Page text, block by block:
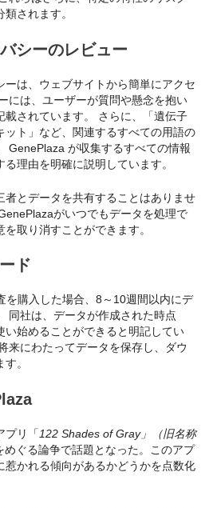
されます。
シーのレビュー
ーは、ウェブサイトから簡単にアクセ
には、ユーザーが質問や懸念を抱い
載されています。 さらに、「遺伝子
ット」など、関連するすべての用語の
GenePlaza が収集するすべての情報
理由を明確に説明しています。
者とデータを共有することはありませ
がいつでもデータを処理で
取り消すことができます。
ド
を購入した場合、8～10週間以内にデ
同社は、データが作成された時点
い始めることができると明記してい
来にわたってデータを保存し、ダウ
。
プリ「 122 Shades of Gray」 （旧名称
めぐる論争で話題となった。このアプ
惹かれる傾向があるかどうかを点数化